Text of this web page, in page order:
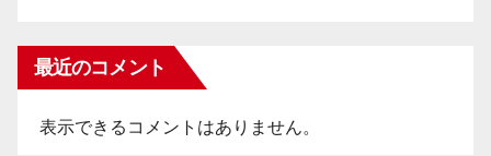
最近のコメント
表示できるコメントはありません。